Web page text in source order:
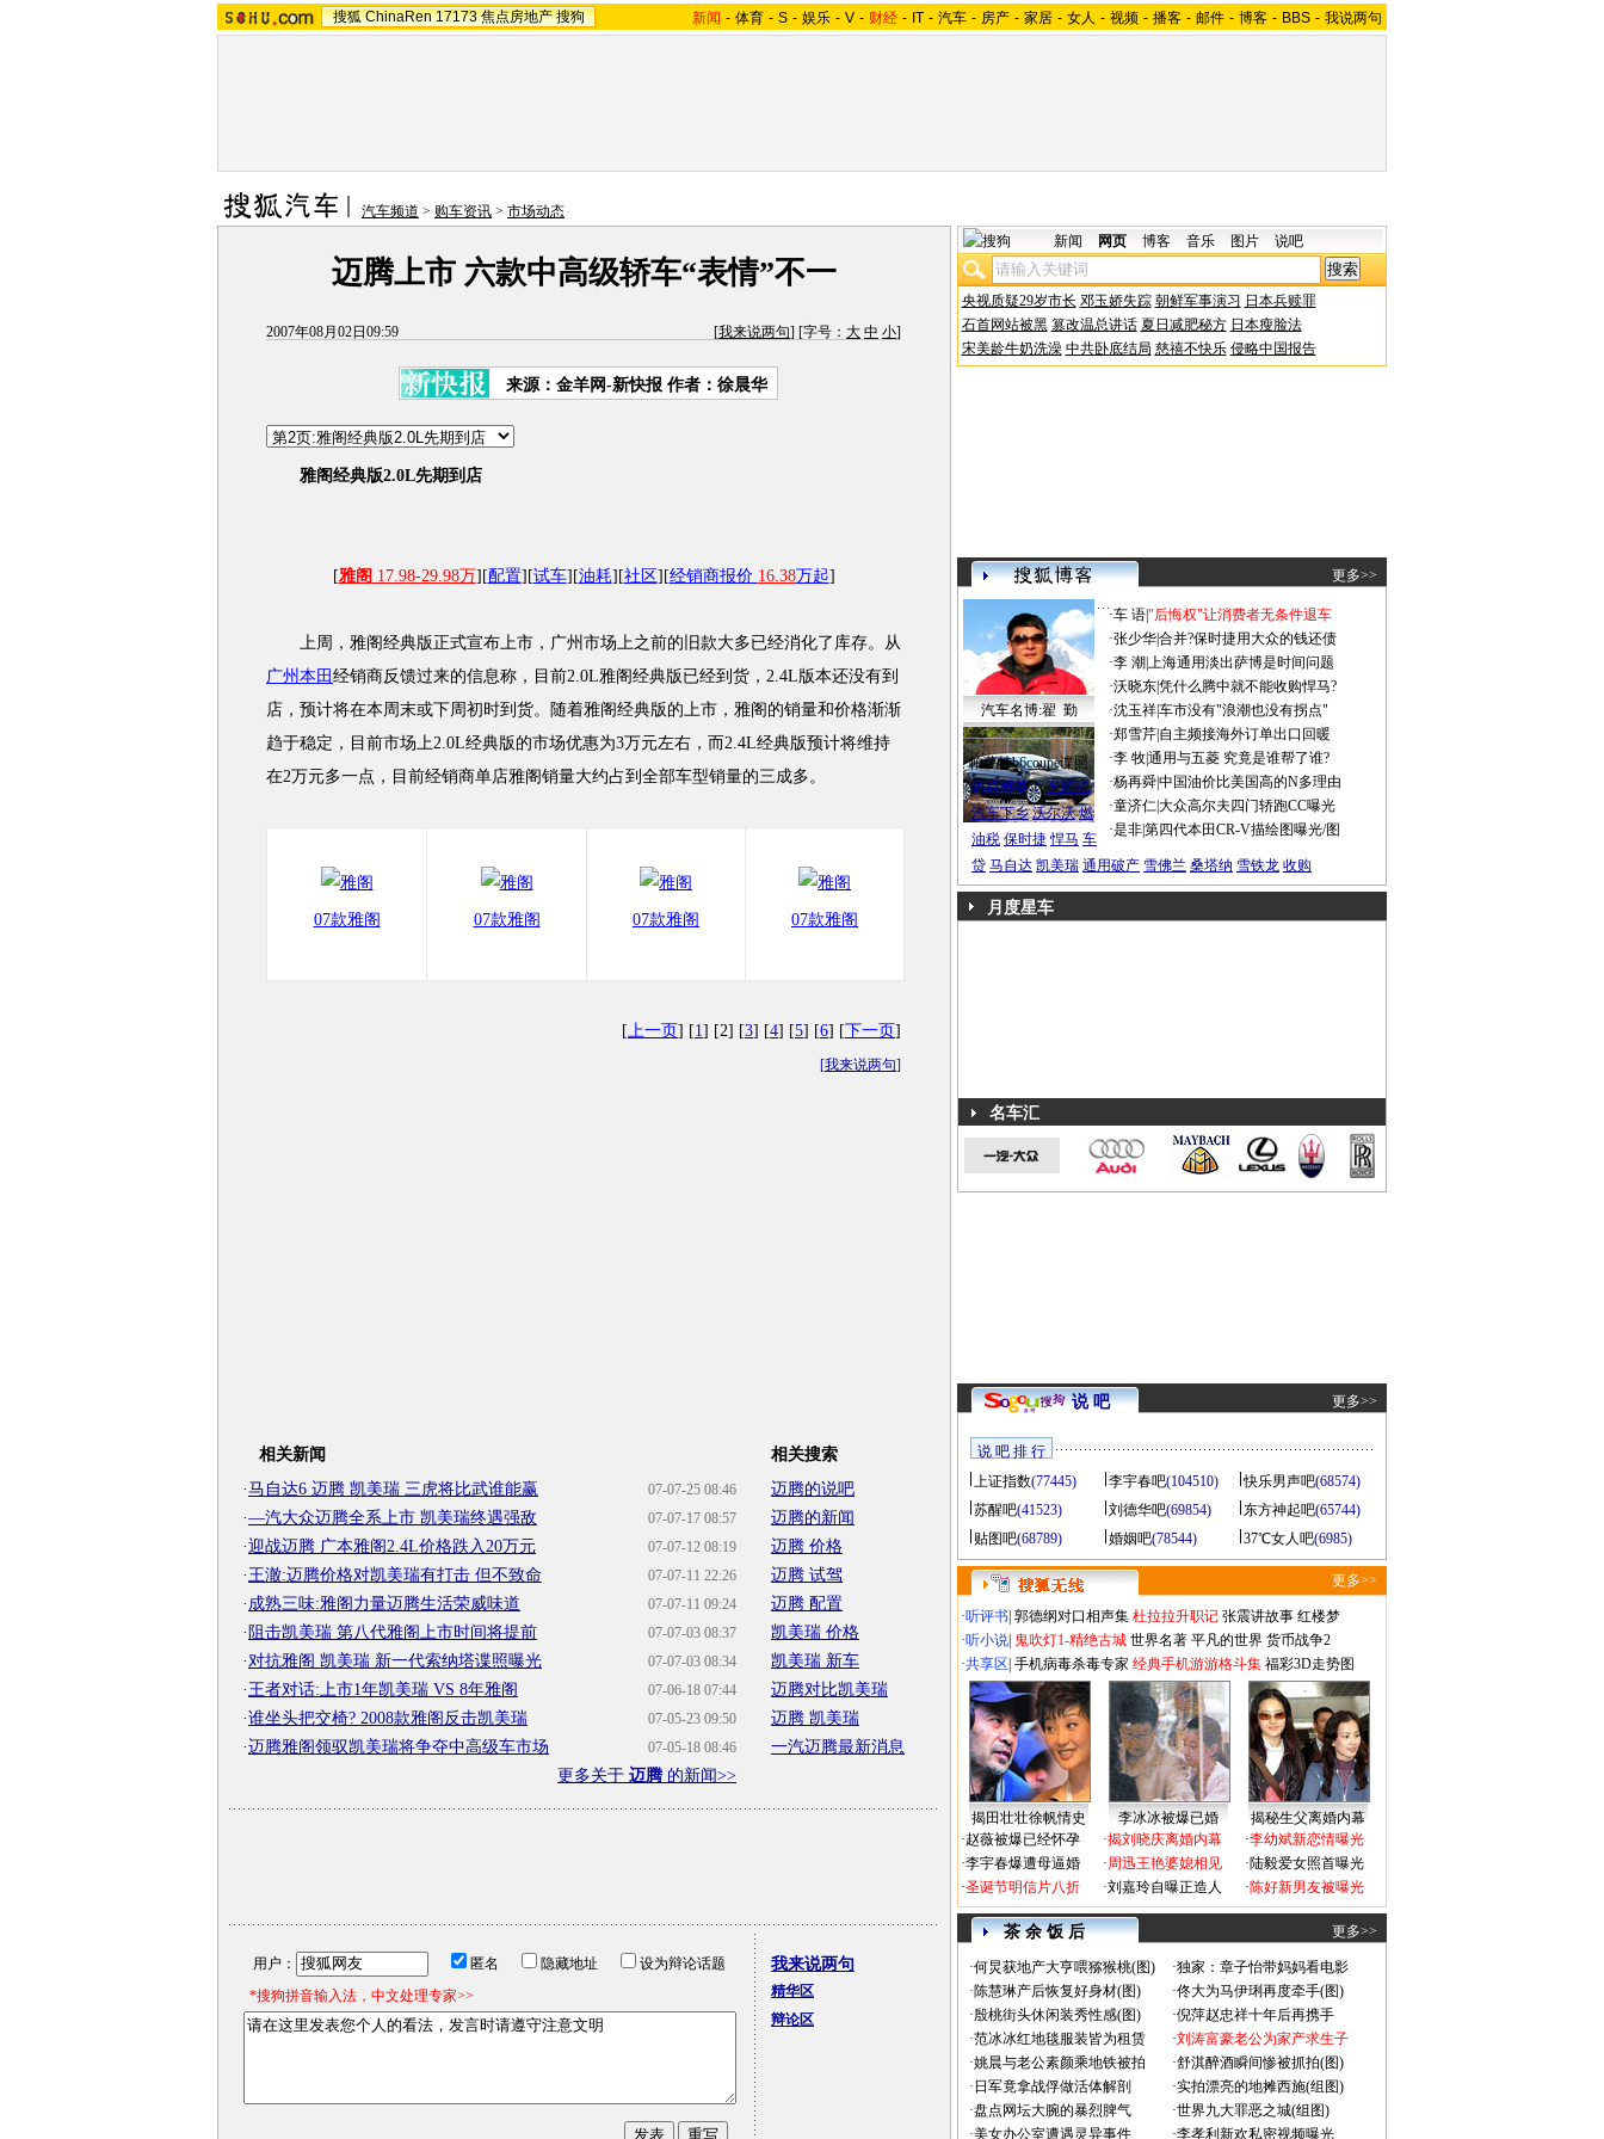
搜狐 ChinaRen 17173 焦点房地产 搜狗 新闻 - 体育 - S - 娱乐 - V - 财经 - IT - 汽车 - 房产 - 家居 - 女人 - 视频 - 播客 - 邮件 - 博客 - BBS - 我说两句
汽车频道 > 购车资讯 > 市场动态
迈腾上市 六款中高级轿车“表情”不一
2007年08月02日09:59 [我来说两句] [字号： 大 中 小]
来源：金羊网-新快报 作者：徐晨华
雅阁经典版2.0L先期到店
[雅阁 17.98-29.98万][配置][试车][油耗][社区][经销商报价 16.38万起]
上周，雅阁经典版正式宣布上市，广州市场上之前的旧款大多已经消化了库存。从
广州本田 经销商反馈过来的信息称，目前2.0L雅阁经典版已经到货，2.4L版本还没有到
店，预计将在本周末或下周初时到货。随着雅阁经典版的上市，雅阁的销量和价格渐渐
趋于稳定，目前市场上2.0L经典版的市场优惠为3万元左右，而2.4L经典版预计将维持
在2万元多一点，目前经销商单店雅阁销量大约占到全部车型销量的三成多。
07款雅阁 07款雅阁 07款雅阁 07款雅阁
[上一页] [1] [2] [3] [4] [5] [6] [下一页]
[我来说两句]
相关新闻
07-07-25 08:46
·马自达6 迈腾 凯美瑞 三虎将比武谁能赢
07-07-17 08:57
·—汽大众迈腾全系上市 凯美瑞终遇强敌
07-07-12 08:19
·迎战迈腾 广本雅阁2.4L价格跌入20万元
07-07-11 22:26
·王澈:迈腾价格对凯美瑞有打击 但不致命
07-07-11 09:24
· 成熟三味:雅阁力量迈腾生活荣威味道
07-07-03 08:37
· 阻击凯美瑞 第八代雅阁上市时间将提前
07-07-03 08:34
·对抗雅阁 凯美瑞 新一代索纳塔谍照曝光
07-06-18 07:44
·王者对话:上市1年凯美瑞 VS 8年雅阁
07-05-23 09:50
·谁坐头把交椅? 2008款雅阁反击凯美瑞
07-05-18 08:46
·迈腾雅阁领驭凯美瑞将争夺中高级车市场
更多关于 迈腾 的新闻>>
相关搜索
迈腾的说吧
迈腾的新闻
迈腾 价格
迈腾 试驾
迈腾 配置
凯美瑞 价格
凯美瑞 新车
迈腾对比凯美瑞
迈腾 凯美瑞
一汽迈腾最新消息
用户： 匿名 隐藏地址
设为辩论话题
*搜狗拼音输入法，中文处理专家>>
我来说两句
精华区
辩论区
新闻 网页 博客 音乐 图片 说吧
央视质疑29岁市长 邓玉娇失踪 朝鲜军事演习 日本兵赎罪
石首网站被黑 篡改温总讲话 夏日减肥秘方 日本瘦脸法
宋美龄牛奶洗澡 中共卧底结局 慈禧不快乐 侵略中国报告
更多>>
汽车名博:翟 勤
帕萨特b6coupe谍照
·车 语|"后悔权"让消费者无条件退车
·张少华|合并?保时捷用大众的钱还债
·李 潮 上海通用淡出萨博是时间问题
·沃晓东|凭什么腾中就不能收购悍马?
·沈玉祥|车市没有"浪潮也没有拐点"
·郑雪芹| 自主频接海外订单出口回暖
·李 牧|通用与五菱 究竟是谁帮了谁?
·杨再舜|中国油价比美国高的N多理由
·童济仁|大众高尔夫四门轿跑CC曝光
·是非|第四代本田CR-V描绘图曝光/图
热点标签： 车船税
汽车下乡 沃尔沃 燃
油税 保时捷 悍马 车
贷 马自达 凯美瑞 通用破产 雪佛兰 桑塔纳 雪铁龙 收购
月度星车
名车汇
说 吧 更多>>
说 吧 排 行
上证指数(77445) 李宇春吧(104510) 快乐男声吧(68574)
苏醒吧(41523) 刘德华吧(69854) 东方神起吧(65744)
贴图吧(68789) 婚姻吧(78544) 37℃女人吧(6985)
更多>>
·听评书 郭德纲对口相声集 杜拉拉升职记 张震讲故事 红楼梦
·听小说 鬼吹灯1-精绝古城 世界名著 平凡的世界 货币战争2
·共享区 手机病毒杀毒专家 经典手机游游格斗集 福彩3D走势图
揭田壮壮徐帆情史 李冰冰被爆已婚
揭秘生父离婚内幕
·赵薇被爆已经怀孕
·李宇春爆遭母逼婚
·圣诞节明信片八折
·揭刘晓庆离婚内幕
·周迅王艳婆媳相见
·刘嘉玲自曝正造人
·李幼斌新恋情曝光
·陆毅爱女照首曝光
·陈好新男友被曝光
茶 余 饭 后 更多>>
·何炅获地产大亨喂猕猴桃(图) ·独家：章子怡带妈妈看电影
·陈慧琳产后恢复好身材(图) ·佟大为马伊琍再度牵手(图)
·殷桃街头休闲装秀性感(图) ·倪萍赵忠祥十年后再携手
·范冰冰红地毯服装皆为租赁 ·刘涛富豪老公为家产求生子
·姚晨与老公素颜乘地铁被拍 ·舒淇醉酒瞬间惨被抓拍(图)
· 日军竟拿战俘做活体解剖 ·实拍漂亮的地摊西施(组图)
·盘点网坛大腕的暴烈脾气 ·世界九大罪恶之城(组图)
·美女办公室遭遇灵异事件 ·李孝利新欢私密视频曝光